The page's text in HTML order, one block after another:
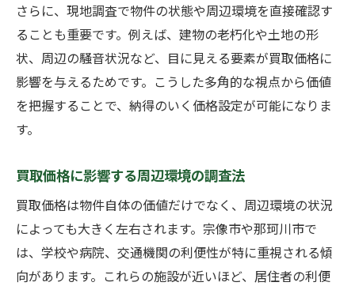
さらに、現地調査で物件の状態や周辺環境を直接確認す
ることも重要です。例えば、建物の老朽化や土地の形
状、周辺の騒音状況など、目に見える要素が買取価格に
影響を与えるためです。こうした多角的な視点から価値
を把握することで、納得のいく価格設定が可能になりま
す。
買取価格に影響する周辺環境の調査法
買取価格は物件自体の価値だけでなく、周辺環境の状況
によっても大きく左右されます。宗像市や那珂川市で
は、学校や病院、交通機関の利便性が特に重視される傾
向があります。これらの施設が近いほど、居住者の利便